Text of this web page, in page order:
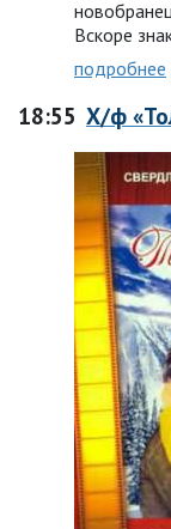
Вскоре
подробнее
18:55 Х/ф